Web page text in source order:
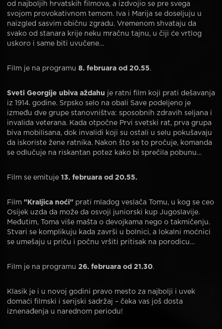
od najboljih hrvatskih filmova, a izdvojio se pre svega
svojom provokativnom temom. Iva i Marija se doseljuju u
naizgled sasvim običnu zgradu. Vremenom shvataju da
svako od stanara krije neku mračnu tajnu, u čiji će vrtlog
uskoro i same biti uvučene…
Film je na programu 8. februara od 20.55.
Sveti Georgije ubiva aždahu je ratni film koji prati dešavanja
iz 1914. godine. Srpsko selo na obali Save podeljeno je
između dve grupe stanovništva: sposobnih zdravih seljana i
invalida veterana. Kada otpočne Prvi svetski rat, prva grupa
biva mobilisana, dok invalidi koji su ostali u selu pokušavaju
da iskoriste žene ratnika. Nakon što se to pročuje, komanda
se odlučuje na riskantan potez kako bi sprečila pobunu…
Film se emituje 13. februara od 20.55.
Film "Kraljica noći" prati mladog veslača Tomu, u kog se ceo
Osijek uzda da može da osvoji juniorski kup Jugoslavije.
Međutim, Toma više mašta o devojkama nego o takmičenju.
Stvari se komplikuju kada završi u bolnici, a lokalni moćnici
se umešaju u priču i počnu vršiti pritisak na porodicu…
Film je na programu 26. februara od 21.30.
Klasik je i u novoj godini pravo mesto za najbolji i uvek
domaći filmski i serijski sadržaj – čeka vas još dosta
iznenađenja u narednom periodu!